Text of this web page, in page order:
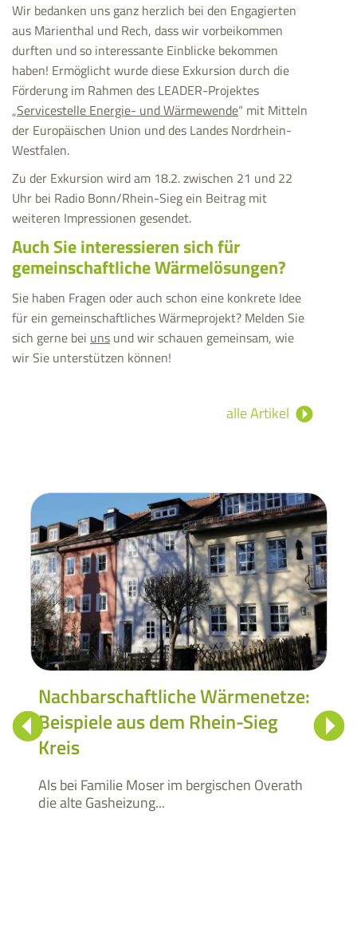
Wir bedanken uns ganz herzlich bei den Engagierten
aus Marienthal und Rech, dass wir vorbeikommen
durften und so interessante Einblicke bekommen
haben! Ermöglicht wurde diese Exkursion durch die
Förderung im Rahmen des LEADER-Projektes
„Servicestelle Energie- und Wärmewende“ mit Mitteln
der Europäischen Union und des Landes Nordrhein-
Westfalen.
Zu der Exkursion wird am 18.2. zwischen 21 und 22
Uhr bei Radio Bonn/Rhein-Sieg ein Beitrag mit
weiteren Impressionen gesendet.
Auch Sie interessieren sich für
gemeinschaftliche Wärmelösungen?
Sie haben Fragen oder auch schon eine konkrete Idee
für ein gemeinschaftliches Wärmeprojekt? Melden Sie
sich gerne bei uns und wir schauen gemeinsam, wie
wir Sie unterstützen können!
alle Artikel
Nachbarschaftliche Wärmenetze:
Beispiele aus dem Rhein-Sieg
Kreis
Als bei Familie Moser im bergischen Overath
die alte Gasheizung...